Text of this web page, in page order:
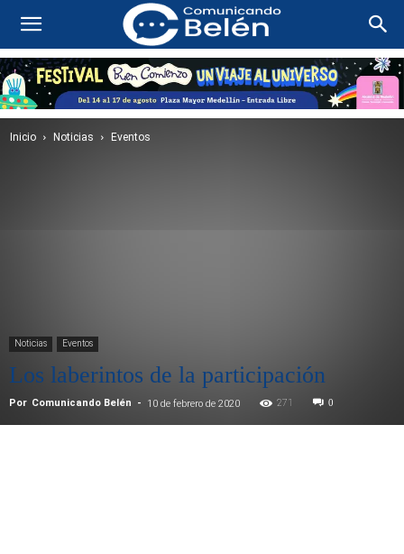
Inicio Noticias Eventos
Noticias Eventos
Los laberintos de la participación
Por Comunicando Belén - 10 de febrero de 2020 271 0